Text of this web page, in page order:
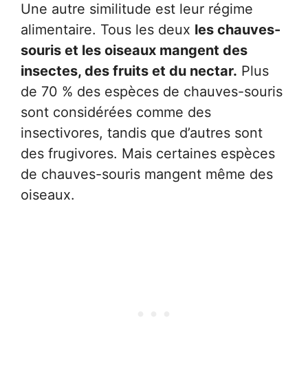
Une autre similitude est leur régime
alimentaire. Tous les deux les chauves-
souris et les oiseaux mangent des
insectes, des fruits et du nectar. Plus
de 70 % des espèces de chauves-souris
sont considérées comme des
insectivores, tandis que d’autres sont
des frugivores. Mais certaines espèces
de chauves-souris mangent même des
oiseaux.